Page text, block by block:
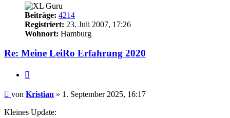
Beiträge: 4214
Registriert: 23. Juli 2007, 17:26
Wohnort: Hamburg
Re: Meine LeiRo Erfahrung 2020
Beitrag
von Kristian » 1. September 2025, 16:17
Kleines Update: